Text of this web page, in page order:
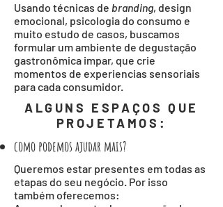
Usando técnicas de branding, design
emocional, psicologia do consumo e
muito estudo de casos, buscamos
formular um ambiente de degustação
gastronômica impar, que crie
momentos de experiencias sensoriais
para cada consumidor.
ALGUNS ESPAÇOS QUE
PROJETAMOS:
como podemos ajudar mais?
Queremos estar presentes em todas as
etapas do seu negócio. Por isso
também oferecemos: